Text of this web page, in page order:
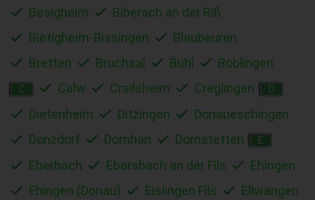
Besigheim
Biberach an der Riß
Bietigheim-Bissingen
Blaubeuren
Bretten
Bruchsal Bühl Böblingen
C Calw Crailsheim Creglingen D
Dietenheim Ditzingen
Donaueschingen
Donzdorf
Dornhan Dornstetten E
Eberbach Ebersbach an der Fils
Ehingen
Ehingen (Donau)
Eislingen Fils
Ellwangen